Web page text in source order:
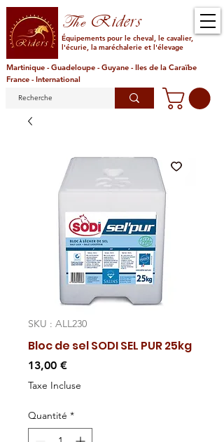
TheRiders
Équipements pour le cheval, le cavalier,
l'écurie, la maréchalerie et l'élevage
Martinique - Guadeloupe - Guyane - Iles de la Caraïbe
France - International
SKU : ALL230
Bloc de sel SODI SEL PUR 25kg
13,00 €Prix
Taxe Incluse
Quantité *